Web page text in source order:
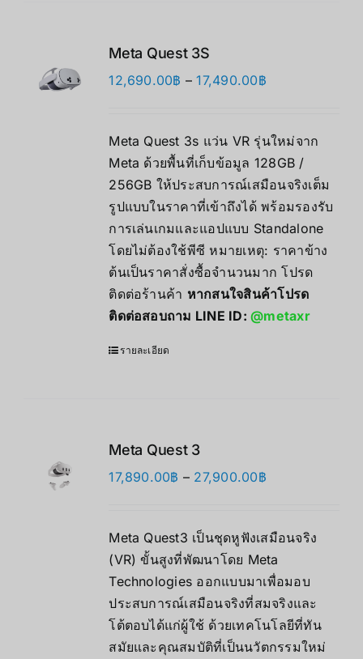
Meta Quest 3S
12,690.00฿ – 17,490.00฿Price
through
17,490.00฿
Meta Quest 3s แว่น VR รุ่นใหม่จาก
Meta ด้วยพื้นที่เก็บข้อมูล 128GB /
256GB ให้ประสบการณ์เสมือนจริงเต็ม
รูปแบบในราคาที่เข้าถึงได้ พร้อมรองรับ
การเล่นเกมและแอปแบบ Standalone
โดยไม่ต้องใช้พีซี หมายเหตุ: ราคาข้าง
ต้นเป็นราคาสั่งซื้อจำนวนมาก โปรด
ติดต่อร้านค้า หากสนใจสินค้าโปรด
ติดต่อสอบถาม LINE ID:@metaxr
รายละเอียด
Meta Quest 3
17,890.00฿ – 27,900.00฿Price
through
27,900.00฿
Meta Quest3 เป็นชุดหูฟังเสมือนจริง
(VR) ขั้นสูงที่พัฒนาโดย Meta
Technologies ออกแบบมาเพื่อมอบ
ประสบการณ์เสมือนจริงที่สมจริงและ
โต้ตอบได้แก่ผู้ใช้ ด้วยเทคโนโลยีที่ทัน
สมัยและคุณสมบัติที่เป็นนวัตกรรมใหม่